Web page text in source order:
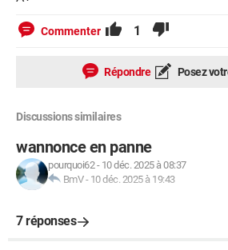
Commenter 1
Répondre Posez
Discussions similaires
wannonce en panne
pourquoi62- 10 déc. 2025 à 08:37
BmV- 10 déc. 2025 à 19:43
7 réponses